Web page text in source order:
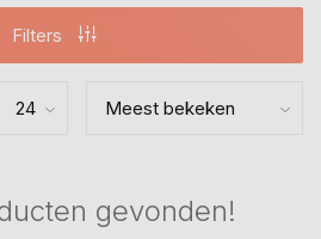
Filters
gevonden!